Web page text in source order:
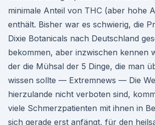
minimale Anteil von THC (aber hohe
enthält. Bisher war es schwierig, die
Dixie Botanicals nach Deutschland
bekommen, aber inzwischen kennen
der die Mühsal der 5 Dinge, die man
wissen sollte — Extremnews — Die
hierzulande nicht verboten sind,
viele Schmerzpatienten mit ihnen in
sich gerade erst anfängt, für den